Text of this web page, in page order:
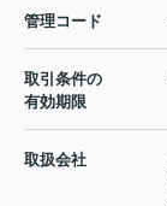
管理コード
取引条件の
有効期限
取扱会社